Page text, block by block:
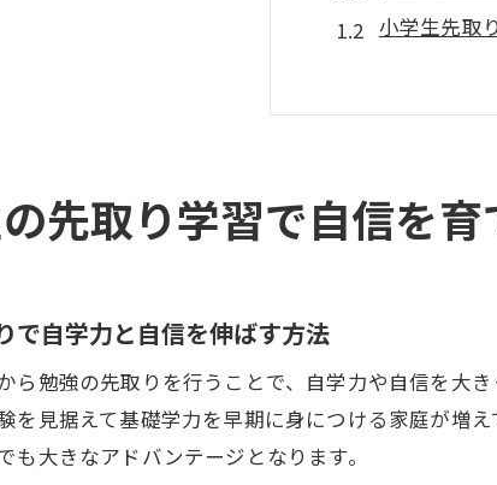
小学生先取
公文式を活
小学生先取
公文式で広がる
公文式が小
小学生先取
家庭学習に効く
先取り学習で自信を育
で自学力と自信を伸ばす方法
ら勉強の先取りを行うことで、自学力や自信を大
を見据えて基礎学力を早期に身につける家庭が増
も大きなアドバンテージとなります。